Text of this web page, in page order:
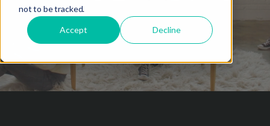
not to be tracked.
Accept Decline